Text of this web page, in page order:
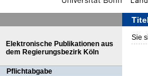
Titel
Elektronische Publikationen aus
dem Regierungsbezirk Köln
Pflichtabgabe
Sie